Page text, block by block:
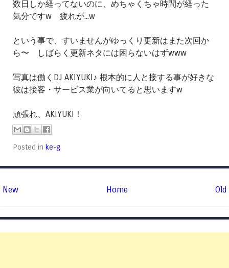
数日しか経ってないのに、めちゃくちゃ時間が経った
気分ですw 疲れが...w
という事で、すいませんがゆっくり更新はまた次回か
ら〜 しばらく更新ネタには困らないはずwww
写真は働くDJ AKIYUKI♪ 根本的に人と接する事が好きな
彼は接客・サービス業が向いてると思いますw
頑張れ、AKIYUKI！
Posted in ke-g
New Old
Home